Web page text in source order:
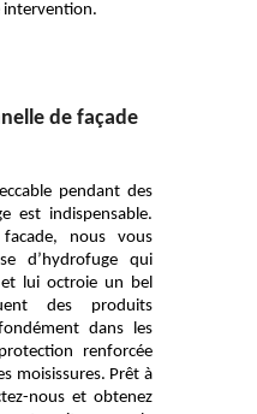
intervention.
de façade
pendant des
est indispensable.
nous vous
d’hydrofuge qui
lui octroie un bel
des produits
dans les
renforcée
moisissures. Prêt à
nous et obtenez